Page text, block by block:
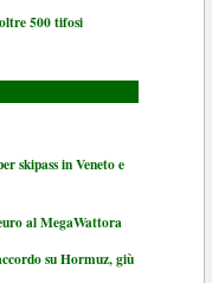
500 tifosi
skipass in Veneto e
al MegaWattora
su Hormuz, giù